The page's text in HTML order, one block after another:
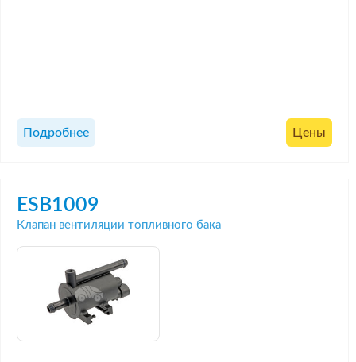
Подробнее Цены
ESB1009
Клапан вентиляции топливного бака